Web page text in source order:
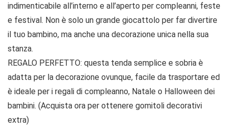
indimenticabile all’interno e all’aperto per compleanni, feste
e festival. Non è solo un grande giocattolo per far divertire
il tuo bambino, ma anche una decorazione unica nella sua
stanza.
REGALO PERFETTO: questa tenda semplice e sobria è
adatta per la decorazione ovunque, facile da trasportare ed
è ideale per i regali di compleanno, Natale o Halloween dei
bambini. (Acquista ora per ottenere gomitoli decorativi
extra)